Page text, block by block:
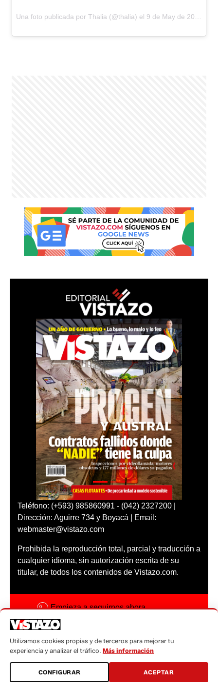
Una foto publicada por Thalia (@thalia) el 9 de May de 2016 a la(s) 11:40 PDT
Teléfono: (+593) 985860991 - (042) 2327200 |
Dirección: Aguirre 734 y Boyacá | Email:
webmaster@vistazo.com
Prohibida la reproducción total, parcial y traducción a
cualquier idioma, sin autorización escrita de su
titular, de todos los contenidos de Vistazo.com.
Empieza a seguirnos ahora
Código ética
Sugerencias a:
sugerencias@vistazo.com
Utilizamos cookies propias y de terceros para mejorar tu
experiencia y analizar el tráfico. Más información
CONFIGURAR ACEPTAR